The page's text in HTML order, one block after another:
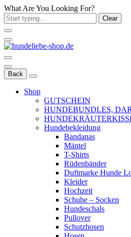
What Are You Looking For?
Clear
Back
Shop
GUTSCHEIN
HUNDEBUNDLES,
Hundebekleidung
Bandanas
Mäntel
T-Shirts
Rüdenbänder
Duftmarke Hunde
Kleider
Hochzeit
Schuhe – Socken
Hundeschals
Pullover
Schutzhosen